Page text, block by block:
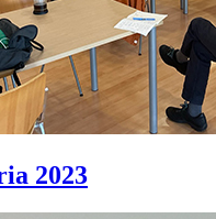
2023